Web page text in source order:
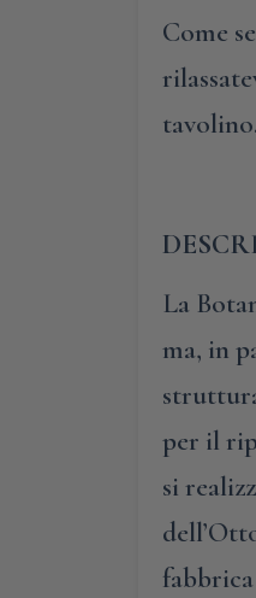
Come
La
ma, in
per il
si